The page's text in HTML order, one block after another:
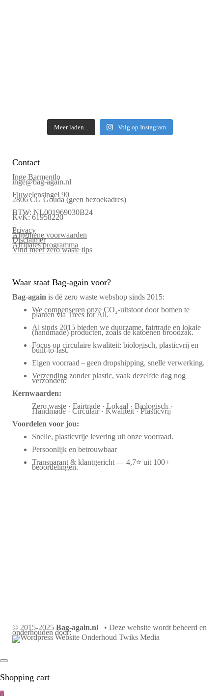
Meer laden... Volg op Instagram
Contact
Inge Barmentlo
inge@bag-again.nl
Fluwelensingel 90
2806 CG Gouda (geen bezoekadres)
BTW: NL001969030B24
KvK: 61958220
Privacy
Algemene voorwaarden
Disclaimer
Affiliates programma
Vind meer zero waste tips
Waar staat Bag-again voor?
Bag‑again is dé zero waste webshop sinds 2015:
We compenseren onze CO₂-uitstoot door bomen te
planten via Trees for All.
Al sinds 2015 bieden we duurzame, fairtrade en lokale
(handmade) producten, zoals de katoenen broodzak.
Focus op circulaire kwaliteit: biologisch, plasticvrij en
built-to-last.
Eigen voorraad – geen dropshipping, snelle verwerking.
Verzending zonder plastic, vaak dezelfde dag nog
verzonden.
Kernwaarden:
Zero waste · Fairtrade · Lokaal · Biologisch ·
Handmade · Circulair · Kwaliteit · Plasticvrij
Voordelen voor jou:
Snelle, plasticvrije levering uit onze voorraad.
Persoonlijk en betrouwbaar
Transparant & klantgericht — 4,7⭐ uit 100+
beoordelingen.
© 2015-2025 Bag-again.nl • Deze website wordt beheerd en
onderhouden door:
Shopping cart